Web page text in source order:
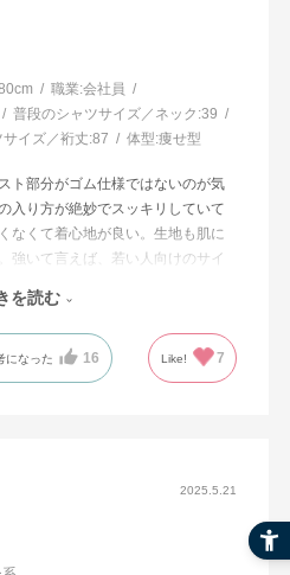
職業:会社員
普段のシャツサイズ／ネック:39
イズ／裄丈:87 体型:痩せ型
ト部分がゴム仕様ではないのが気
入り方が絶妙でスッキリしていて
なくて着心地が良い。生地も肌に
強いて言えば、若い人向けのサイ
めではないですが、若い人達はも
からでも着れるので早くてお出か
の一着になりそうです。
を読む
になった 16 Like! 7
2025.5.21